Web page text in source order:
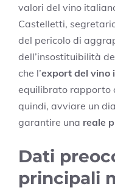
valori del vino
Castelletti,
del pericolo di
dell’insostituibilità
che l’export del vino
equilibrato rapporto
quindi, avviare un
garantire una reale
Dati
principali